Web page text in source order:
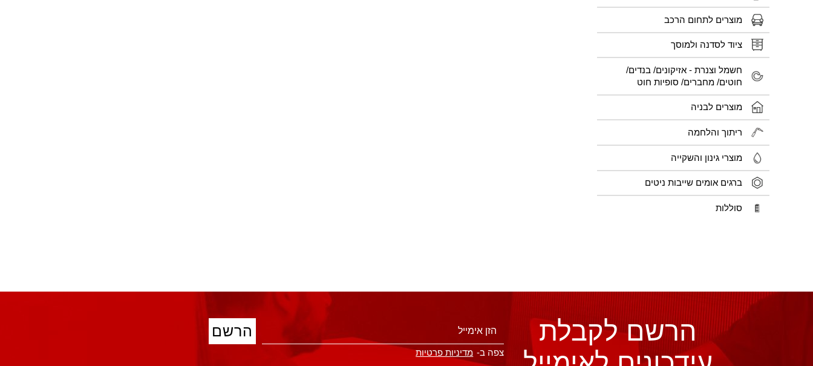
מוצרים לתחום הרכב
ציוד לסדנה ולמוסך
חשמל וצנרת - אזיקונים/ בנדים/
חוטים/ מחברים/ סופיות חוט
מוצרים לבניה
ריתוך והלחמה
מוצרי גינון והשקייה
ברגים אומים שייבות ניטים
סוללות
הרשם לקבלת
צפה ב- מדיניות פרטיות